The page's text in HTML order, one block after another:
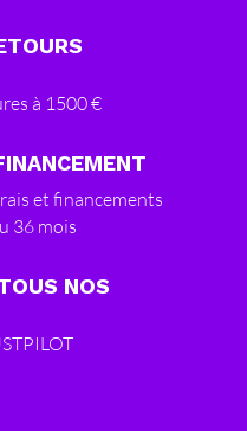
à 1500 €
et financements
36 mois
NOS